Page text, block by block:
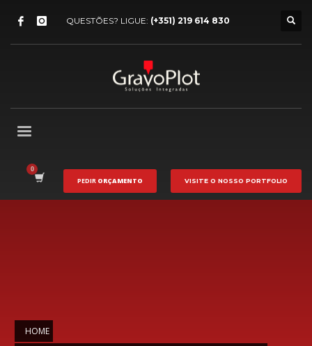
QUESTÕES? LIGUE: (+351) 219 614 830
PEDIR ORÇAMENTO VISITE O NOSSO PORTFOLIO
HOME